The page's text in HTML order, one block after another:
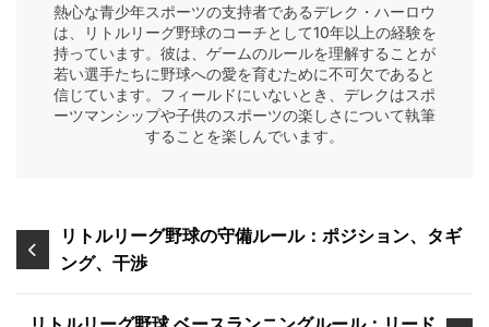
熱心な青少年スポーツの支持者であるデレク・ハーロウ
は、リトルリーグ野球のコーチとして10年以上の経験を
持っています。彼は、ゲームのルールを理解することが
若い選手たちに野球への愛を育むために不可欠であると
信じています。フィールドにいないとき、デレクはスポ
ーツマンシップや子供のスポーツの楽しさについて執筆
することを楽しんでいます。
Post
navigation
リトルリーグ野球の守備ルール：ポジション、タギ
ング、干渉